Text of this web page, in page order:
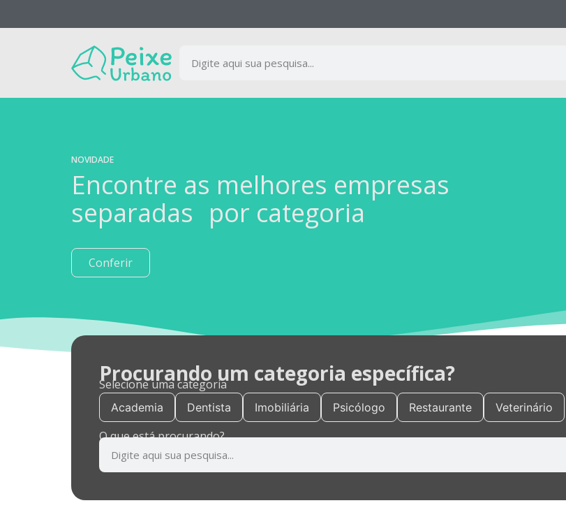
NOVIDADE
Encontre as melhores empresas
separadas por categoria
Conferir
Procurando um categoria específica?
Selecione uma categoria
Academia Dentista Imobiliária Psicólogo Restaurante Veterinário
O que está procurando?